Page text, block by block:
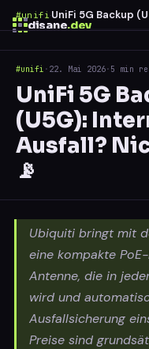
disane.dev
#unifi ·
#unifi · 22. Mai 2026· 5 min
UniFi 5G
(U5G):
Ausfall?
📡
Ubiquiti bringt mit
eine kompakte
Antenne, die in
wird und
Ausfallsicherung
Preise sind
$
↑ ↓ navigate open